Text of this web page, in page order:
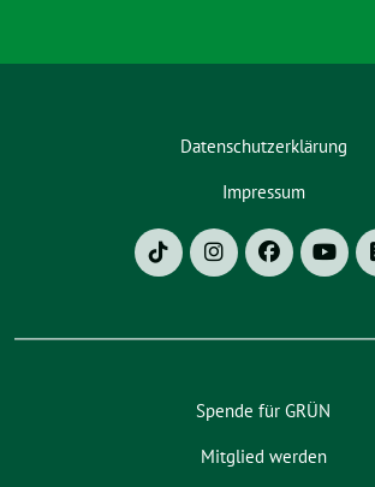
Datenschutzerklärung
Impressum
Spende für GRÜN
Mitglied werden